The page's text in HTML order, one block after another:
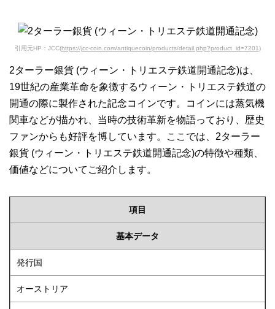
引用元HP：JCC(https://jcc-coin.com/antiquecoin/products/detail.php?product_id=7201)
2ターラー銀貨 (ウィーン・トリエステ鉄道開通記念)は、
19世紀の産業革命を象徴するウィーン・トリエステ鉄道の
開通の際に製作された記念コインです。コインには蒸気機
関車などが描かれ、当時の技術革新を物語っており、歴史
ファンからも好評を博しています。ここでは、2ターラー
銀貨 (ウィーン・トリエステ鉄道開通記念)の特徴や種類、
価値などについてご紹介します。
項目
基本データ
発行国
オーストリア